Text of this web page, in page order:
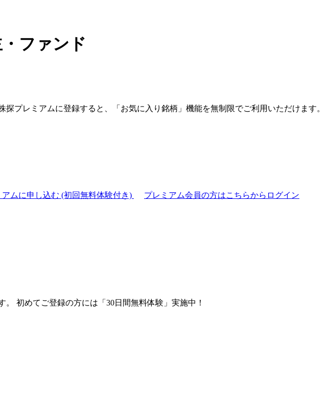
ファンド
探プレミアムに登録すると、「お気に入り銘柄」機能を無制限でご利用いただけます。
ムに申し込む (初回無料体験付き)
プレミアム会員の方はこちらからログイン
初めてご登録の方には「30日間無料体験」実施中！